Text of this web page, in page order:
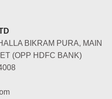
BIKRAM PURA, MAIN
(OPP HDFC BANK)